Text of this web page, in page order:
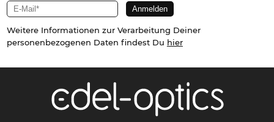
Weitere Informationen zur Verarbeitung Deiner
personenbezogenen Daten findest Du hier